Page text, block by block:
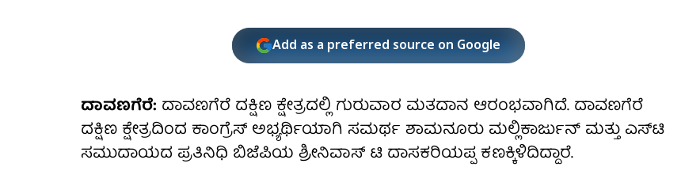
Add as a preferred source on Google
ದಾವಣಗೆರೆ: ದಾವಣಗೆರೆ ದಕ್ಷಿಣ ಕ್ಷೇತ್ರದಲ್ಲಿ ಗುರುವಾರ ಮತದಾನ ಆರಂಭವಾಗಿದೆ. ದಾವಣಗೆರೆ
ದಕ್ಷಿಣ ಕ್ಷೇತ್ರದಿಂದ ಕಾಂಗ್ರೆಸ್ ಅಭ್ಯರ್ಥಿಯಾಗಿ ಸಮರ್ಥ ಶಾಮನೂರು ಮಲ್ಲಿಕಾರ್ಜುನ್ ಮತ್ತು ಎಸ್‌ಟಿ
ಸಮುದಾಯದ ಪ್ರತಿನಿಧಿ ಬಿಜೆಪಿಯ ಶ್ರೀನಿವಾಸ್ ಟಿ ದಾಸಕರಿಯಪ್ಪ ಕಣಕ್ಕಿಳಿದಿದ್ದಾರೆ.